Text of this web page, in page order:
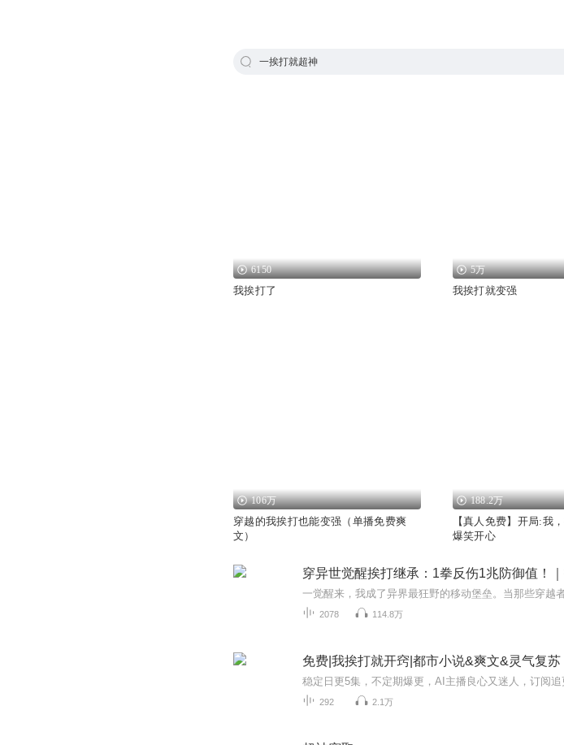
一挨打就超神
6150
我挨打了
5万
我挨打就变强
106万
穿越的我挨打也能变强（单播免费爽
文）
188.2万
【真人免费】开局:我
爆笑开心
穿异世觉醒挨打继承：1拳反伤1兆防御值！
2078 114.8万
免费|我挨打就开窍|都市小说&爽文&灵气复苏
292 2.1万